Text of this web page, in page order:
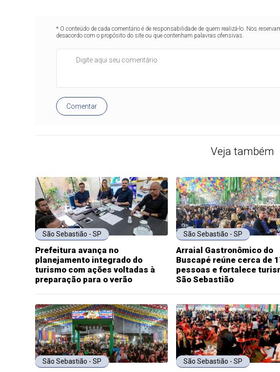
* O conteúdo de cada comentário é de responsabilidade de quem realizá-lo. Nos
desacordo com o propósito do site ou que contenham palavras ofensivas.
Comentar
Veja também
São Sebastião - SP
Prefeitura avança no
planejamento integrado do
turismo com ações voltadas à
preparação para o verão
São Sebastião - SP
Arraial Gastronômico do
Buscapé reúne cerca de
pessoas e fortalece
São Sebastião
São Sebastião - SP São Sebastião - SP